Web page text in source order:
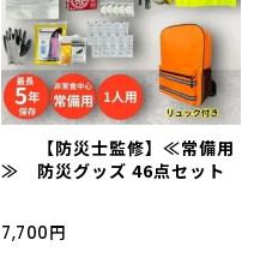
【防災士監修】≪常備用
≫ 防災グッズ 46点セット
7,700円